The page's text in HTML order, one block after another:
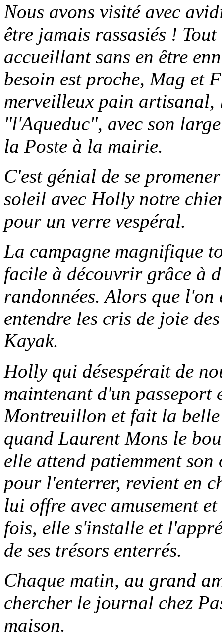
Nous avons visité avec
être jamais rassasiés !
accueillant sans en être
besoin est proche, Mag et
merveilleux pain artisanal,
"l'Aqueduc", avec son
la Poste à la mairie.
C'est génial de se
soleil avec Holly notre
pour un verre vespéral.
La campagne magnifique
facile à découvrir grâce à
randonnées. Alors que l'on
entendre les cris de joie
Kayak.
Holly qui désespérait de
maintenant d'un
Montreuillon et fait la
quand Laurent Mons le
elle attend patiemment
pour l'enterrer, revient en
lui offre avec amusement
fois, elle s'installe et
de ses trésors enterrés.
Chaque matin, au grand
chercher le journal chez
maison.